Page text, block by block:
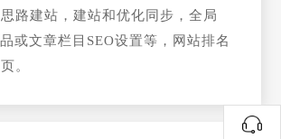
路建站，建站和优化同步，全局
或文章栏目SEO设置等，网站排名
。